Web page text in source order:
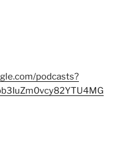
podcasts?